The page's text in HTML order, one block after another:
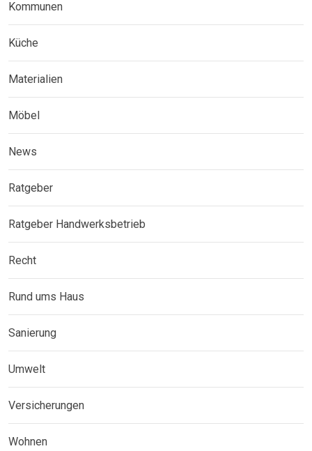
Kommunen
Küche
Materialien
Möbel
News
Ratgeber
Ratgeber Handwerksbetrieb
Recht
Rund ums Haus
Sanierung
Umwelt
Versicherungen
Wohnen